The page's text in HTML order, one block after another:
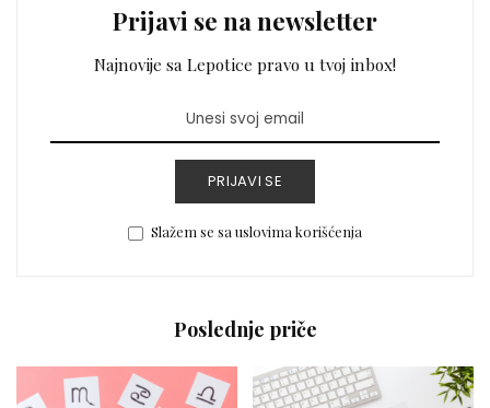
Prijavi se na newsletter
Najnovije sa Lepotice pravo u tvoj inbox!
PRIJAVI SE
Slažem se sa uslovima korišćenja
Poslednje priče